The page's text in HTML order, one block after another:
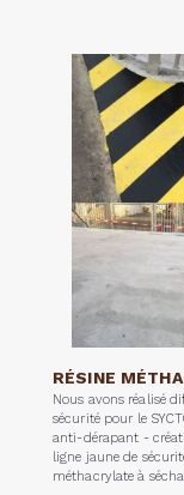
RÉSINE
Nous avons réalisé
sécurité pour le
anti-dérapant -
ligne jaune de
méthacrylate à